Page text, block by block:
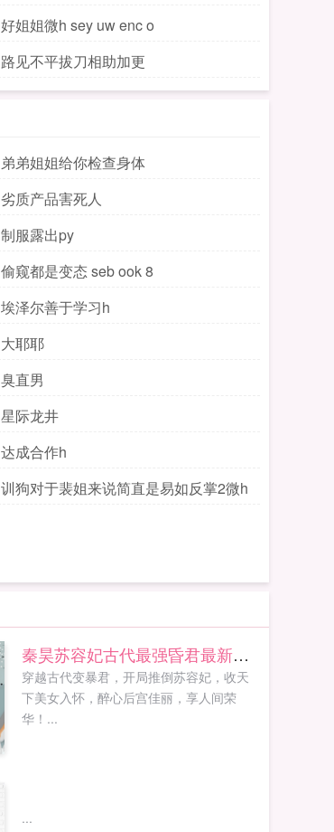
好姐姐微h sey uw enc o
路见不平拔刀相助加更
弟弟姐姐给你检查身体
劣质产品害死人
制服露出py
偷窥都是变态 seb ook 8
埃泽尔善于学习h
大耶耶
臭直男
星际龙井
达成合作h
训狗对于裴姐来说简直是易如反掌2微h
秦昊苏容妃古代最强昏君最新章节在线阅读
穿越古代变暴君，开局推倒苏容妃，收天
下美女入怀，醉心后宫佳丽，享人间荣
华！...
...